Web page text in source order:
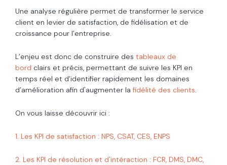
Une analyse régulière permet de transformer le service
client en levier de satisfaction, de fidélisation et de
croissance pour l’entreprise.
L’enjeu est donc de construire des tableaux de
bord clairs et précis, permettant de suivre les KPI en
temps réel et d’identifier rapidement les domaines
d’amélioration afin d'augmenter la fidélité des clients.
On vous laisse découvrir ici :
1. Les KPI de satisfaction : NPS, CSAT, CES, ENPS
2. Les KPI de résolution et d'intéraction : FCR, DMS, DMC,